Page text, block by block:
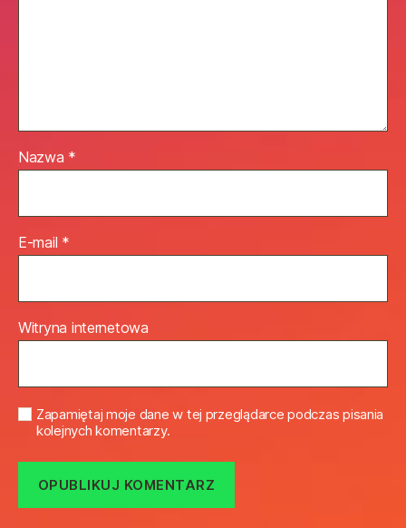
Nazwa *
E-mail *
Witryna internetowa
Zapamiętaj moje dane w tej przeglądarce podczas pisania
kolejnych komentarzy.